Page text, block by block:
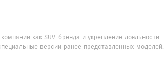
как SUV-бренда и укрепление лояльности
версии ранее представленных моделей.